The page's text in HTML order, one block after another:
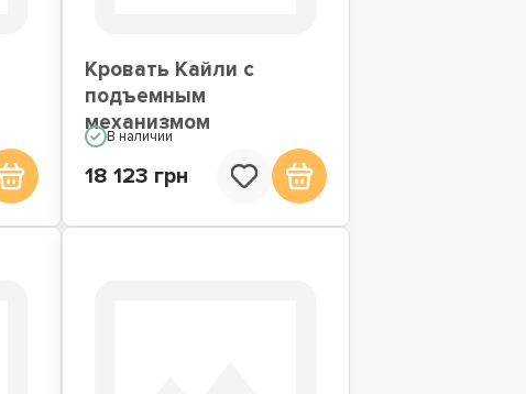
Кровать Кайли с
подъемным
механизмом
В наличии
18 123 грн